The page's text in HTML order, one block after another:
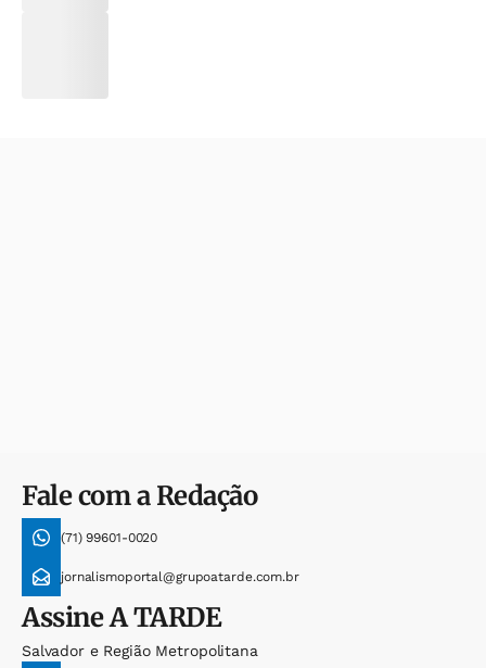
Fale com a Redação
(71) 99601-0020
jornalismoportal@grupoatarde.com.br
AssineA TARDE
Salvador e Região Metropolitana